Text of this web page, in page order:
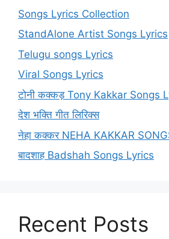
Songs Lyrics Collection
StandAlone Artist Songs Lyrics
Telugu songs Lyrics
Viral Songs Lyrics
टोनी कक्कड़ Tony Kakkar Songs
देश भक्ति गीत लिरिक्स
नेहा कक्कर NEHA KAKKAR
बादशाह Badshah Songs Lyrics
Recent Posts